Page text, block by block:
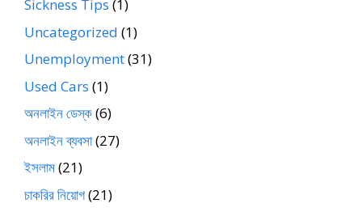
Sickness Tips (1)
Uncategorized (1)
Unemployment(31)
Used Cars (1)
অনলাইন ডেস্ক(6)
অনলাইন ব্যবসা(27)
ইসলাম(21)
চাকরির নিয়োগ(21)